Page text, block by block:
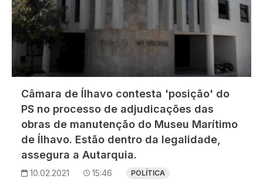
Câmara de Ílhavo contesta 'posição' do
PS no processo de adjudicações das
obras de manutenção do Museu Marítimo
de Ílhavo. Estão dentro da legalidade,
assegura a Autarquia.
10.02.2021 15:46 POLÍTICA